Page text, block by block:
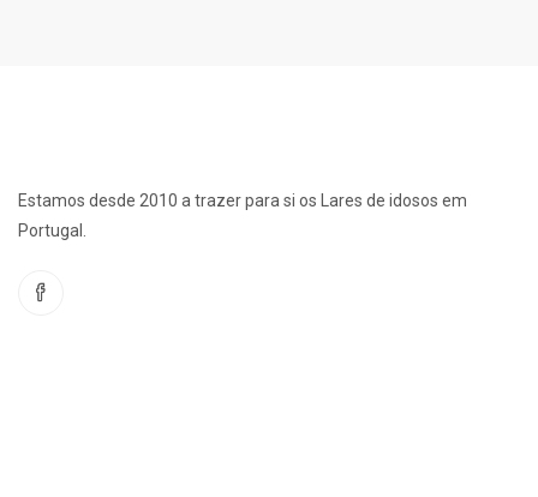
Estamos desde 2010 a trazer para si os Lares de idosos em
Portugal.